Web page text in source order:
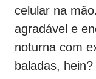
celular na
agradável e
noturna com
baladas, hein?